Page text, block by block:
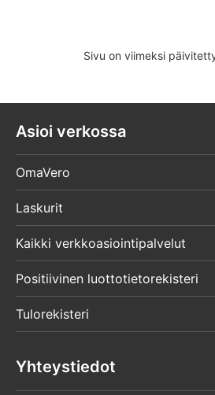
Sivu on viimeksi
Asioi verkossa
OmaVero
Laskurit
Kaikki verkkoasiointipalvelut
Positiivinen luottotietorekisteri
Tulorekisteri
Yhteystiedot